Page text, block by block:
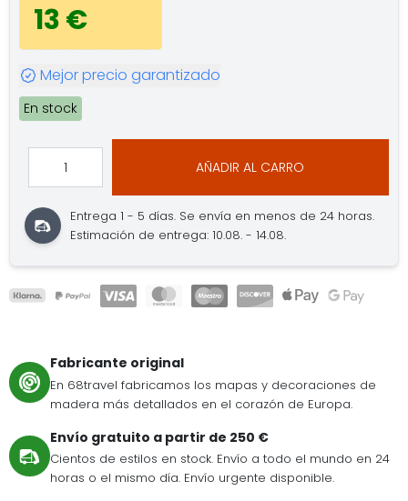
13 €
Mejor precio garantizado
En stock
AÑADIR AL CARRO
Entrega 1 - 5 días. Se envía en menos de 24 horas.
Estimación de entrega: 10.08. - 14.08.
Fabricante original
En 68travel fabricamos los mapas y decoraciones de
madera más detallados en el corazón de Europa.
Envío gratuito a partir de 250 €
Cientos de estilos en stock. Envío a todo el mundo en 24
horas o el mismo día. Envío urgente disponible.